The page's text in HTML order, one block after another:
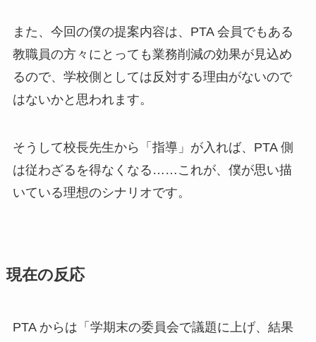
また、今回の僕の提案内容は、PTA 会員でもある
教職員の方々にとっても業務削減の効果が見込め
るので、学校側としては反対する理由がないので
はないかと思われます。
そうして校長先生から「指導」が入れば、PTA 側
は従わざるを得なくなる……これが、僕が思い描
いている理想のシナリオです。
現在の反応
PTA からは「学期末の委員会で議題に上げ、結果